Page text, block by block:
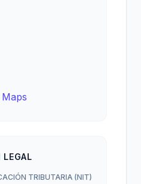
LEGAL
TRIBUTARIA (NIT)